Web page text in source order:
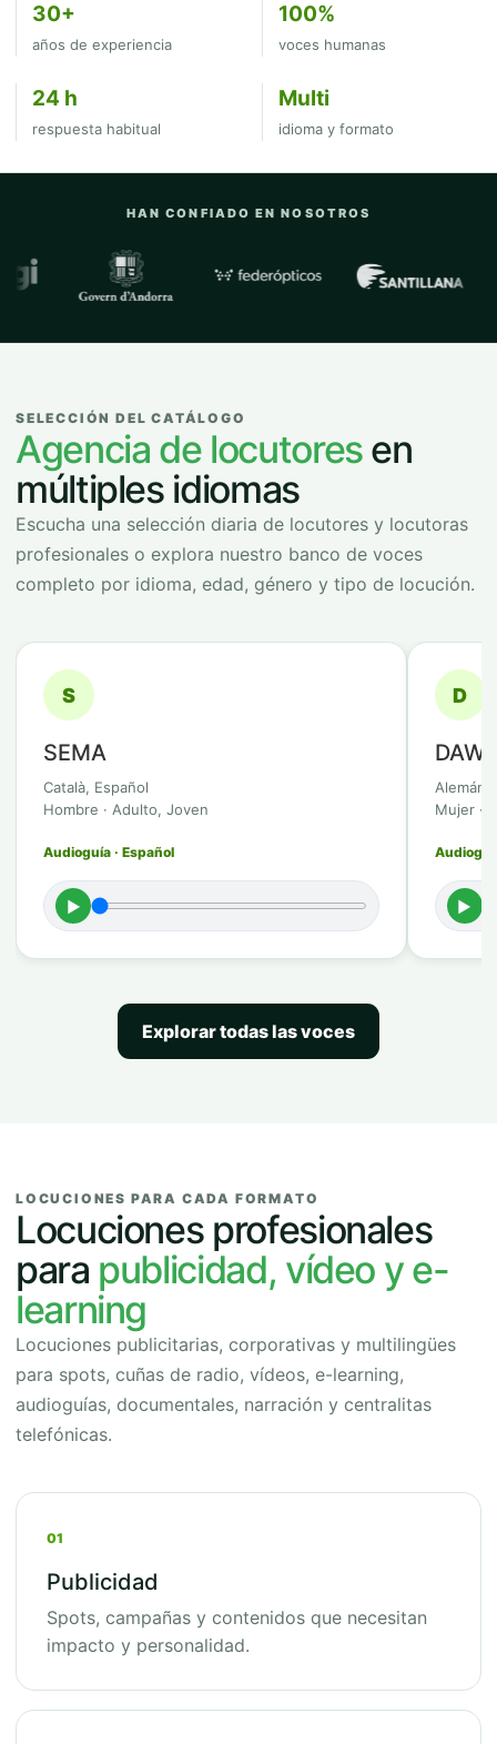
30+
años de experiencia
100%
voces humanas
24 h
respuesta habitual
Multi
idioma y formato
HAN CONFIADO EN NOSOTROS
Empresas y organizaciones con las
SELECCIÓN DEL CATÁLOGO
Agencia de locutoresen
múltiples idiomas
Escucha una selección diaria de locutores y locutoras
profesionales o explora nuestro banco de voces
completo por idioma, edad, género y tipo de locución.
S
SEMA
Català, Español
Hombre · Adulto, Joven
Audioguía · Español
►
D
DAWI
Alemán
Mujer ·
►
Explorar todas las voces
LOCUCIONES PARA CADA FORMATO
Locuciones profesionales
para publicidad, vídeo y e-
learning
Locuciones publicitarias, corporativas y multilingües
para spots, cuñas de radio, vídeos, e-learning,
audioguías, documentales, narración y centralitas
telefónicas.
01
Publicidad
Spots, campañas y contenidos que necesitan
impacto y personalidad.